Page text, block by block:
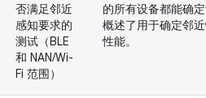
否满足邻近
感知要求的
测试（BLE
和 NAN/Wi-
Fi 范围）
的所有设备都能确
概述了用于确定邻
性能。